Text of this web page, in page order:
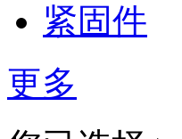
紧固件
更多